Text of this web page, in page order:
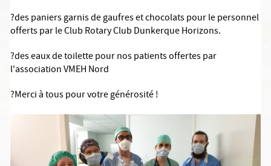
?des paniers garnis de gaufres et chocolats pour le personnel
offerts par le Club Rotary Club Dunkerque Horizons.
?des eaux de toilette pour nos patients offertes par
l'association VMEH Nord
?Merci à tous pour votre générosité !